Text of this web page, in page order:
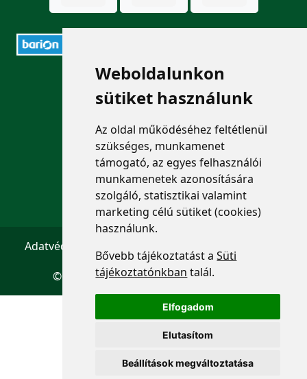
Weboldalunkon
sütiket használunk
Az oldal működéséhez feltétlenül
szükséges, munkamenet
támogató, az egyes felhasználói
munkamenetek azonosítására
szolgáló, statisztikai valamint
marketing célú sütiket (cookies)
használunk.
Bővebb tájékoztatást aSüti
tájékoztatónkban talál.
Elfogadom
Elutasítom
Beállítások megváltoztatása
ELÉRHETŐSÉGEK
info@mprx.hu
Adatvédelem
© 2026 Copyright:Menedzserpraxis.hu